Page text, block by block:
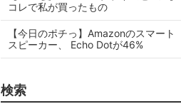
コレで私が買ったもの
【今日のポチっ】Amazonのスマート
スピーカー、 Echo Dotが46%
検索